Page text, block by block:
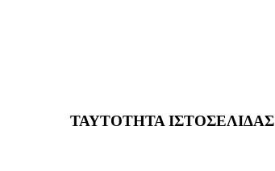
ΤΑΥΤΟΤΗΤΑ ΙΣΤΟΣΕΛΙΔΑΣ